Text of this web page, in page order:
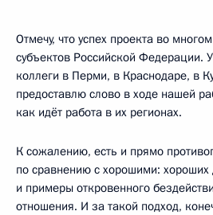
Отмечу, что успех проекта во
субъектов Российской Федерации.
коллеги в Перми, в Краснодаре, в
предоставлю слово в ходе нашей
как идёт работа в их регионах.
К сожалению, есть и прямо
по сравнению с хорошими: хороших
и примеры откровенного
отношения. И за такой подход,